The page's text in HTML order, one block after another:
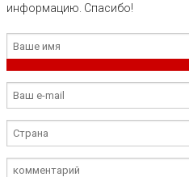
информацию. Спасибо!